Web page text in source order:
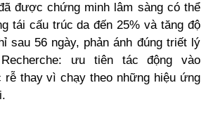
được chứng minh lâm sàng có thể
tái cấu trúc da đến 25% và tăng độ
sau 56 ngày, phản ánh đúng triết lý
ưu tiên tác động vào
rễ thay vì chạy theo những hiệu ứng